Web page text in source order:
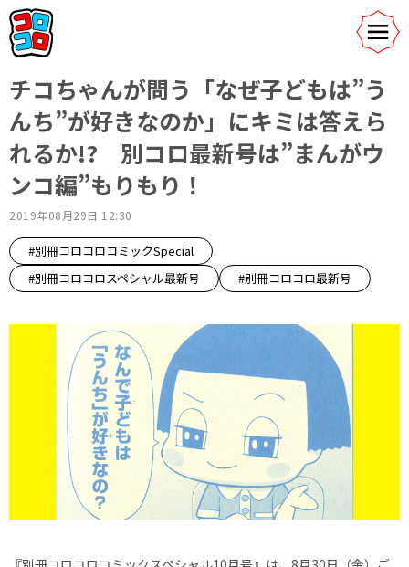
チコちゃんが問う「なぜ子どもは”う
んち”が好きなのか」にキミは答えら
れるか!? 別コロ最新号は”まんがウ
ンコ編”もりもり！
2019年08月29日 12:30
#別冊コロコロコミックSpecial
#別冊コロコロスペシャル最新号
#別冊コロコロ最新号